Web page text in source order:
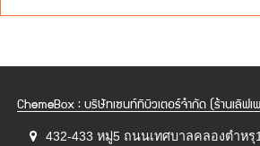
ChemeBox : บริษัทเซนท์ทิบิวเตอร์จำกัด (ร้านเลิฟ
432-433 หมู่5 ถนนเทศบาลคลองตำหรุ